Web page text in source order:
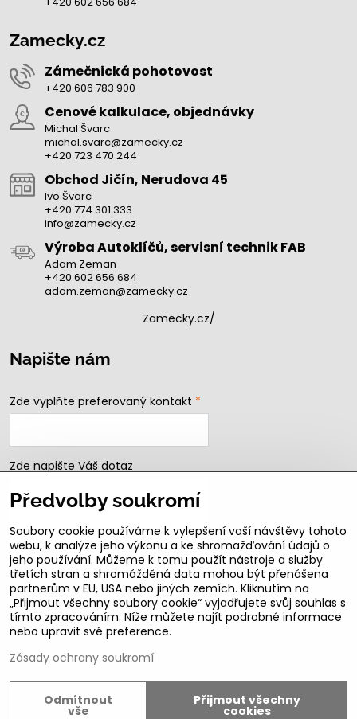
Zamecky.cz
Zámečnická pohotovost
+420 606 783 900
Cenové kalkulace, objednávky
Michal Švarc
michal.svarc@zamecky.cz
+420 723 470 244
Obchod Jičín, Nerudova 45
Ivo Švarc
+420 774 301 333
info@zamecky.cz
Výroba Autoklíčů, servisní technik FAB
Adam Zeman
+420 602 656 684
adam.zeman@zamecky.cz
Zamecky.cz/
Napište nám
Zde vyplňte preferovaný kontakt *
Zde napište Váš dotaz
Odeslat
B2b podmínky pro registrované partnery
Copyright
Předvolby soukromí
Soubory cookie používáme k vylepšení vaší návštěvy tohoto
webu, k analýze jeho výkonu a ke shromažďování údajů o
jeho používání. Můžeme k tomu použít nástroje a služby
třetích stran a shromážděná data mohou být přenášena
partnerům v EU, USA nebo jiných zemích. Kliknutím na
„Přijmout všechny soubory cookie“ vyjadřujete svůj souhlas s
tímto zpracováním. Níže můžete najít podrobné informace
nebo upravit své preference.
Zásady ochrany soukromí
Přijmout všechny
cookies
Odmítnout
vše